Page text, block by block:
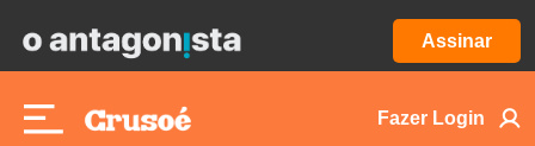
Assinar
Fazer Login